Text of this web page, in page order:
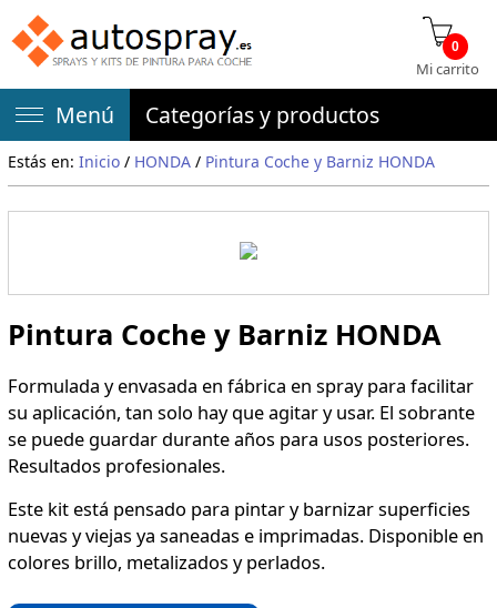
0
Mi carrito
Menú Categorías y productos
Estás en: Inicio/ HONDA/ Pintura Coche y Barniz HONDA
Pintura Coche y Barniz HONDA
Formulada y envasada en fábrica en spray para facilitar
su aplicación, tan solo hay que agitar y usar. El sobrante
se puede guardar durante años para usos posteriores.
Resultados profesionales.
Este kit está pensado para pintar y barnizar superficies
nuevas y viejas ya saneadas e imprimadas. Disponible en
colores brillo, metalizados y perlados.